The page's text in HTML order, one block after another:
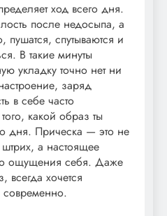
ход всего дня.
после недосыпа, а
спутываются и
В такие минуты
укладку точно нет ни
заряд
в себе часто
какой образ ты
дня. Прическа — это не
а настоящее
ощущения себя. Даже
всегда хочется
современно.